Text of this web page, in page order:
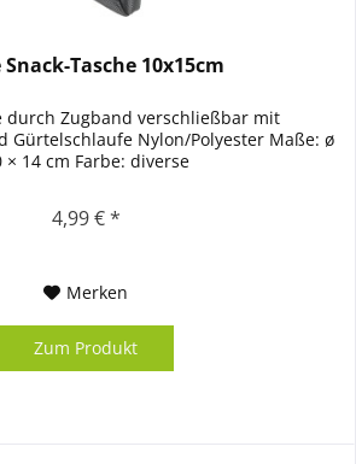
Tasche 10x15cm
durch Zugband verschließbar mit
Gürtelschlaufe Nylon/Polyester Maße: ø
× 14 cm Farbe: diverse
4,99 € *
Merken
Zum Produkt